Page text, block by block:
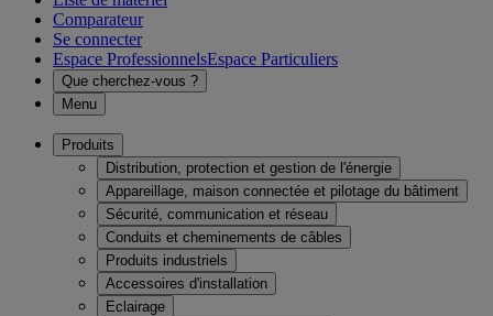
Comparateur
Se connecter
Espace ProfessionnelsEspace Particuliers
Que cherchez-vous ?
Menu
Produits
Distribution, protection et gestion de l'énergie
Appareillage, maison connectée et pilotage du bâtiment
Sécurité, communication et réseau
Conduits et cheminements de câbles
Produits industriels
Accessoires d'installation
Eclairage